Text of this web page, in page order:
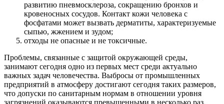
развитию пневмосклероза, сокращению бронхов и
кровеносных сосудов. Контакт кожи человека с
фосфатами может вызвать дерматиты, характеризуемые
сыпью, жжением и зудом;
отходы не опасные и не токсичные.
Проблемы, связанные с защитой окружающей среды,
занимают сегодня одно из первых мест среди актуально
важных задач человечества. Выбросы от промышленных
предприятий в атмосферу достигают сегодня таких размеров,
что допуски по санитарным нормам в отношении уровня
загрязнений оказываются превышенными в несколько раз.